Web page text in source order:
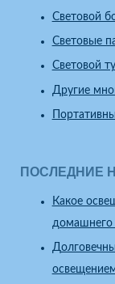
Световой
Световые
Световой
Другие
ПОСЛЕДНИЕ
Какое
домашнего